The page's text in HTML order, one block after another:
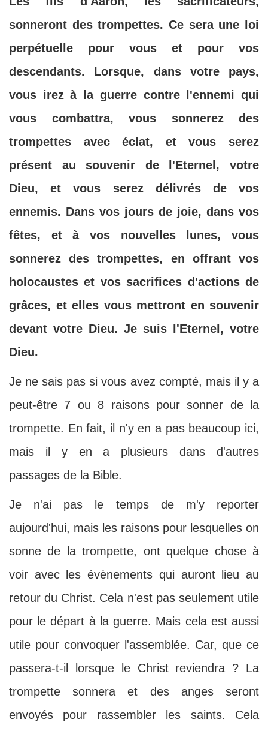
sonneront des trompettes. Ce sera une loi
perpétuelle pour vous et pour vos
descendants. Lorsque, dans votre pays,
vous irez à la guerre contre l'ennemi qui
vous combattra, vous sonnerez des
trompettes avec éclat, et vous serez
présent au souvenir de l'Eternel, votre
Dieu, et vous serez délivrés de vos
ennemis. Dans vos jours de joie, dans vos
fêtes, et à vos nouvelles lunes, vous
sonnerez des trompettes, en offrant vos
holocaustes et vos sacrifices d'actions de
grâces, et elles vous mettront en souvenir
devant votre Dieu. Je suis l'Eternel, votre
Dieu.
Je ne sais pas si vous avez compté, mais il y a
peut-être 7 ou 8 raisons pour sonner de la
trompette. En fait, il n'y en a pas beaucoup ici,
mais il y en a plusieurs dans d'autres
passages de la Bible.
Je n'ai pas le temps de m'y reporter
aujourd'hui, mais les raisons pour lesquelles on
sonne de la trompette, ont quelque chose à
voir avec les évènements qui auront lieu au
retour du Christ. Cela n'est pas seulement utile
pour le départ à la guerre. Mais cela est aussi
utile pour convoquer l'assemblée. Car, que ce
passera-t-il lorsque le Christ reviendra ? La
trompette sonnera et des anges seront
envoyés pour rassembler les saints. Cela